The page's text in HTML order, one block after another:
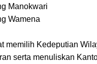
Manokwari
Wamena
memilih Kedeputian
serta menuliskan